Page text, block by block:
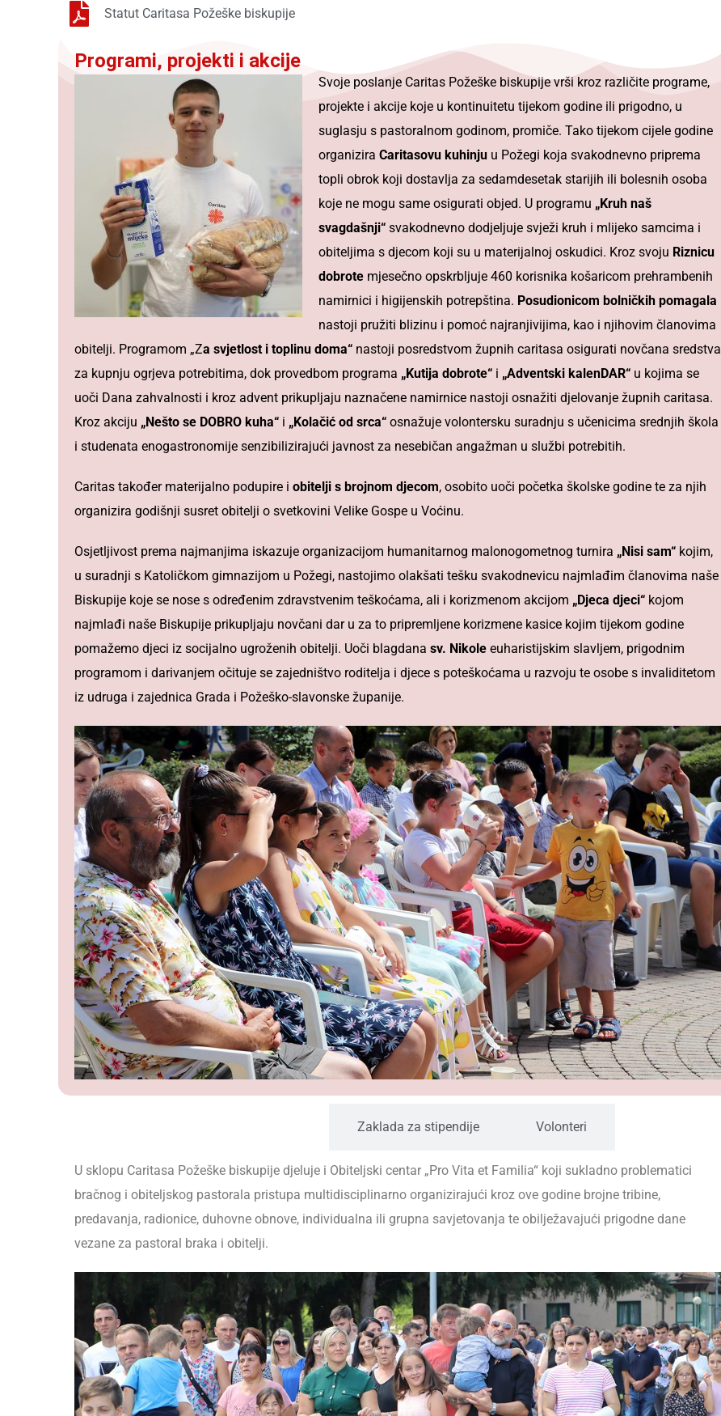
Statut Caritasa Požeške biskupije
Programi, projekti i akcije
Svoje poslanje Caritas Požeške biskupije vrši kroz različite programe,
projekte i akcije koje u kontinuitetu tijekom godine ili prigodno, u
suglasju s pastoralnom godinom, promiče. Tako tijekom cijele godine
organizira Caritasovu kuhinju u Požegi koja svakodnevno priprema
topli obrok koji dostavlja za sedamdesetak starijih ili bolesnih osoba
koje ne mogu same osigurati objed. U programu „Kruh naš
svagdašnji“ svakodnevno dodjeljuje svježi kruh i mlijeko samcima i
obiteljima s djecom koji su u materijalnoj oskudici. Kroz svoju Riznicu
dobrote mjesečno opskrbljuje 460 korisnika košaricom prehrambenih
namirnici i higijenskih potrepština. Posudionicom bolničkih pomagala
nastoji pružiti blizinu i pomoć najranjivijima, kao i njihovim članovima
obitelji. Programom „Za svjetlost i toplinu doma“ nastoji posredstvom župnih caritasa osigurati novčana sredstva
za kupnju ogrjeva potrebitima, dok provedbom programa „Kutija dobrote“ i „Adventski kalenDAR“ u kojima se
uoči Dana zahvalnosti i kroz advent prikupljaju naznačene namirnice nastoji osnažiti djelovanje župnih caritasa.
Kroz akciju „Nešto se DOBRO kuha“ i „Kolačić od srca“ osnažuje volontersku suradnju s učenicima srednjih škola
i studenata enogastronomije senzibilizirajući javnost za nesebičan angažman u službi potrebitih.
Caritas također materijalno podupire i obitelji s brojnom djecom, osobito uoči početka školske godine te za njih
organizira godišnji susret obitelji o svetkovini Velike Gospe u Voćinu.
Osjetljivost prema najmanjima iskazuje organizacijom humanitarnog malonogometnog turnira „Nisi sam“ kojim,
u suradnji s Katoličkom gimnazijom u Požegi, nastojimo olakšati tešku svakodnevicu najmlađim članovima naše
Biskupije koje se nose s određenim zdravstvenim teškoćama, ali i korizmenom akcijom „Djeca djeci“ kojom
najmlađi naše Biskupije prikupljaju novčani dar u za to pripremljene korizmene kasice kojim tijekom godine
pomažemo djeci iz socijalno ugroženih obitelji. Uoči blagdana sv. Nikole euharistijskim slavljem, prigodnim
programom i darivanjem očituje se zajedništvo roditelja i djece s poteškoćama u razvoju te osobe s invaliditetom
iz udruga i zajednica Grada i Požeško-slavonske županije.
Zaklada za stipendije Volonteri
U sklopu Caritasa Požeške biskupije djeluje i Obiteljski centar „Pro Vita et Familia“ koji sukladno problematici
bračnog i obiteljskog pastorala pristupa multidisciplinarno organizirajući kroz ove godine brojne tribine,
predavanja, radionice, duhovne obnove, individualna ili grupna savjetovanja te obilježavajući prigodne dane
vezane za pastoral braka i obitelji.